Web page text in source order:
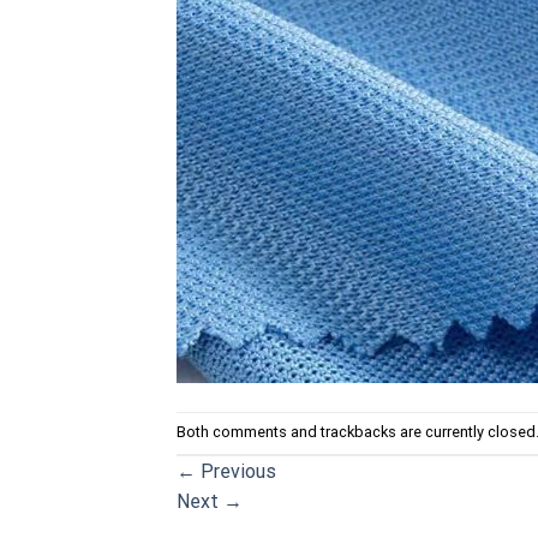
Both comments and trackbacks are currently closed.
← Previous
Next →